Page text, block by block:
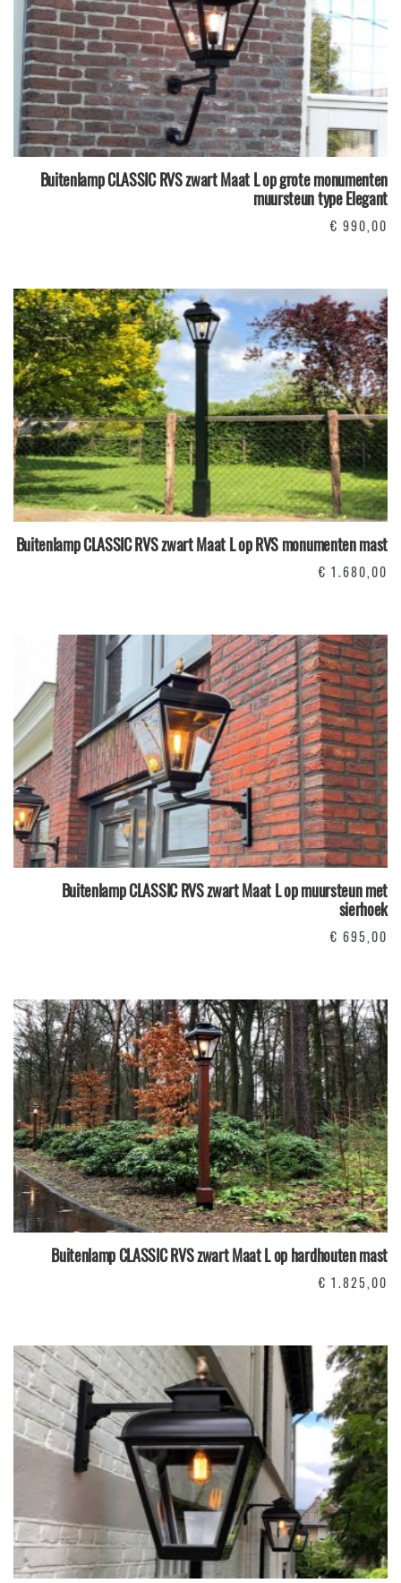
Buitenlamp CLASSIC RVS zwart Maat L op grote monumenten
muursteun type Elegant
€ 990,00
Buitenlamp CLASSIC RVS zwart Maat L op RVS monumenten mast
€ 1.680,00
Buitenlamp CLASSIC RVS zwart Maat L op muursteun met
sierhoek
€ 695,00
Buitenlamp CLASSIC RVS zwart Maat L op hardhouten mast
€ 1.825,00